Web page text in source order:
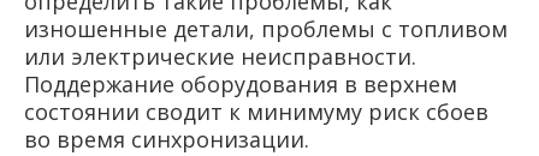
изношенные детали, проблемы с топливом
или электрические неисправности.
Поддержание оборудования в верхнем
состоянии сводит к минимуму риск сбоев
во время синхронизации.